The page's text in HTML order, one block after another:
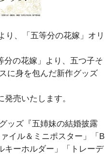
り、「五等分の花嫁」オリ
分の花嫁」より、五つ子そ
に身を包んだ新作グッズ
売いたします。
ッズ『五姉妹の結婚披露
イル＆ミニポスター」「B
キーホルダー」「トレーデ